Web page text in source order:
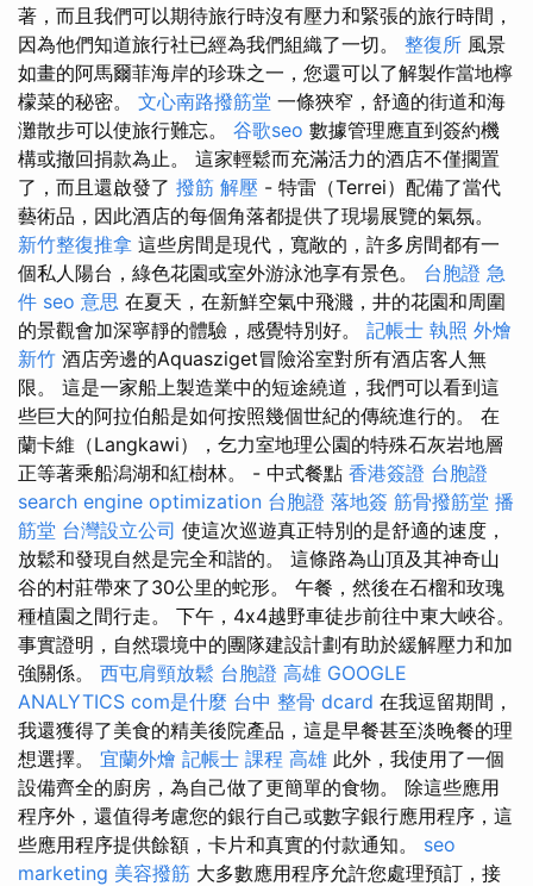
著，而且我們可以期待旅行時沒有壓力和緊張的旅行時間，
因為他們知道旅行社已經為我們組織了一切。 整復所 風景
如畫的阿馬爾菲海岸的珍珠之一，您還可以了解製作當地檸
檬菜的秘密。 文心南路撥筋堂 一條狹窄，舒適的街道和海
灘散步可以使旅行難忘。 谷歌seo 數據管理應直到簽約機
構或撤回捐款為止。 這家輕鬆而充滿活力的酒店不僅擱置
了，而且還啟發了 撥筋 解壓 - 特雷（Terrei）配備了當代
藝術品，因此酒店的每個角落都提供了現場展覽的氣氛。
新竹整復推拿 這些房間是現代，寬敞的，許多房間都有一
個私人陽台，綠色花園或室外游泳池享有景色。 台胞證 急
件 seo 意思 在夏天，在新鮮空氣中飛濺，井的花園和周圍
的景觀會加深寧靜的體驗，感覺特別好。 記帳士 執照 外燴
新竹 酒店旁邊的Aquasziget冒險浴室對所有酒店客人無
限。 這是一家船上製造業中的短途繞道，我們可以看到這
些巨大的阿拉伯船是如何按照幾個世紀的傳統進行的。 在
蘭卡維（Langkawi），乞力室地理公園的特殊石灰岩地層
正等著乘船潟湖和紅樹林。 - 中式餐點 香港簽證 台胞證
search engine optimization 台胞證 落地簽 筋骨撥筋堂 播
筋堂 台灣設立公司 使這次巡遊真正特別的是舒適的速度，
放鬆和發現自然是完全和諧的。 這條路為山頂及其神奇山
谷的村莊帶來了30公里的蛇形。 午餐，然後在石榴和玫瑰
種植園之間行走。 下午，4x4越野車徒步前往中東大峽谷。
事實證明，自然環境中的團隊建設計劃有助於緩解壓力和加
強關係。 西屯肩頸放鬆 台胞證 高雄 GOOGLE
ANALYTICS com是什麼 台中 整骨 dcard 在我逗留期間，
我還獲得了美食的精美後院產品，這是早餐甚至淡晚餐的理
想選擇。 宜蘭外燴 記帳士 課程 高雄 此外，我使用了一個
設備齊全的廚房，為自己做了更簡單的食物。 除這些應用
程序外，還值得考慮您的銀行自己或數字銀行應用程序，這
些應用程序提供餘額，卡片和真實的付款通知。 seo
marketing 美容撥筋 大多數應用程序允許您處理預訂，接